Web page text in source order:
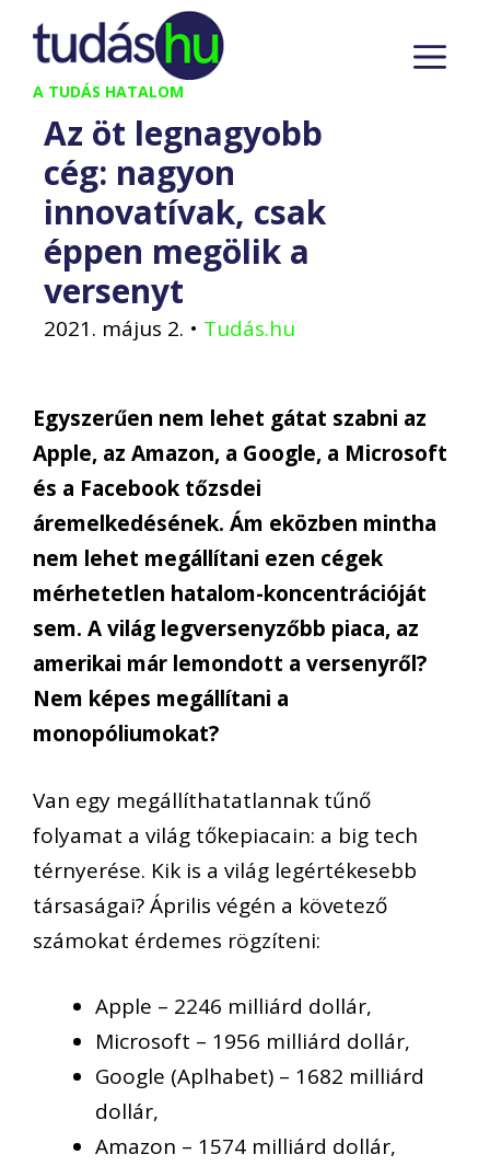
Kilépés
tartalomba
A TUDÁS HATALOM
Az öt legnagyobb
cég: nagyon
innovatívak, csak
éppen megölik a
versenyt
2021. május 2. • Tudás.hu
Egyszerűen nem lehet gátat szabni az
Apple, az Amazon, a Google, a Microsoft
és a Facebook tőzsdei
áremelkedésének. Ám eközben mintha
nem lehet megállítani ezen cégek
mérhetetlen hatalom-koncentrációját
sem. A világ legversenyzőbb piaca, az
amerikai már lemondott a versenyről?
Nem képes megállítani a
monopóliumokat?
Van egy megállíthatatlannak tűnő
folyamat a világ tőkepiacain: a big tech
térnyerése. Kik is a világ legértékesebb
társaságai? Április végén a követező
számokat érdemes rögzíteni:
Apple – 2246 milliárd dollár,
Microsoft – 1956 milliárd dollár,
Google (Aplhabet) – 1682 milliárd
dollár,
Amazon – 1574 milliárd dollár,